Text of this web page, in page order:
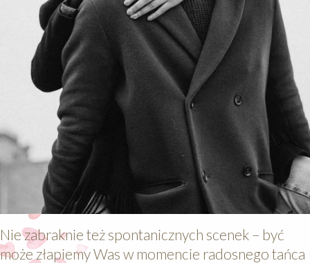
Nie zabraknie też spontanicznych scenek – być
może złapiemy Was w momencie radosnego tańca